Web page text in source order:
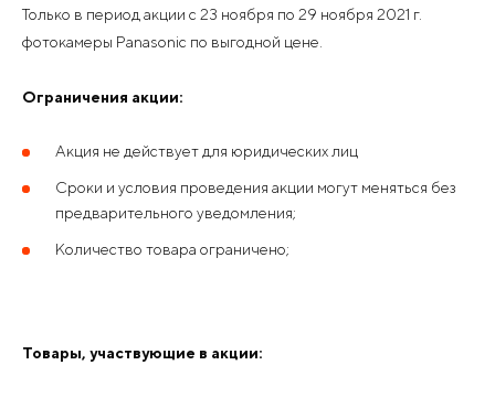
Только в период акции с 23 ноября по 29 ноября 2021 г.
фотокамеры Panasonic по выгодной цене.
Ограничения акции:
Акция не действует для юридических лиц
Сроки и условия проведения акции могут меняться без
предварительного уведомления;
Количество товара ограничено;
Товары, участвующие в акции: